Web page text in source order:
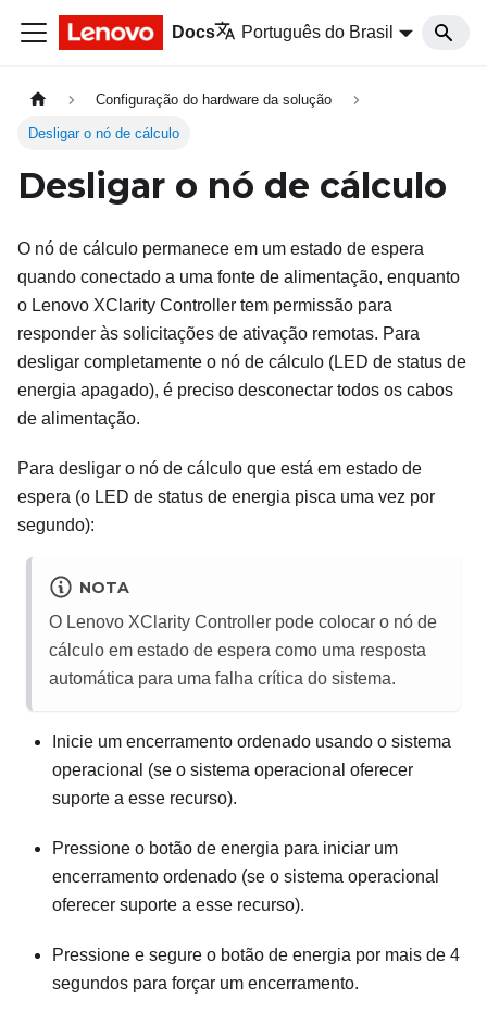
Docs Português do Brasil
Configuração do hardware da solução
Desligar o nó de cálculo
Desligar o nó de cálculo
O nó de cálculo permanece em um estado de espera
quando conectado a uma fonte de alimentação, enquanto
o Lenovo XClarity Controller tem permissão para
responder às solicitações de ativação remotas. Para
desligar completamente o nó de cálculo (LED de status de
energia apagado), é preciso desconectar todos os cabos
de alimentação.
Para desligar o nó de cálculo que está em estado de
espera (o LED de status de energia pisca uma vez por
segundo):
NOTA
O Lenovo XClarity Controller pode colocar o nó de
cálculo em estado de espera como uma resposta
automática para uma falha crítica do sistema.
Inicie um encerramento ordenado usando o sistema
operacional (se o sistema operacional oferecer
suporte a esse recurso).
Pressione o botão de energia para iniciar um
encerramento ordenado (se o sistema operacional
oferecer suporte a esse recurso).
Pressione e segure o botão de energia por mais de 4
segundos para forçar um encerramento.